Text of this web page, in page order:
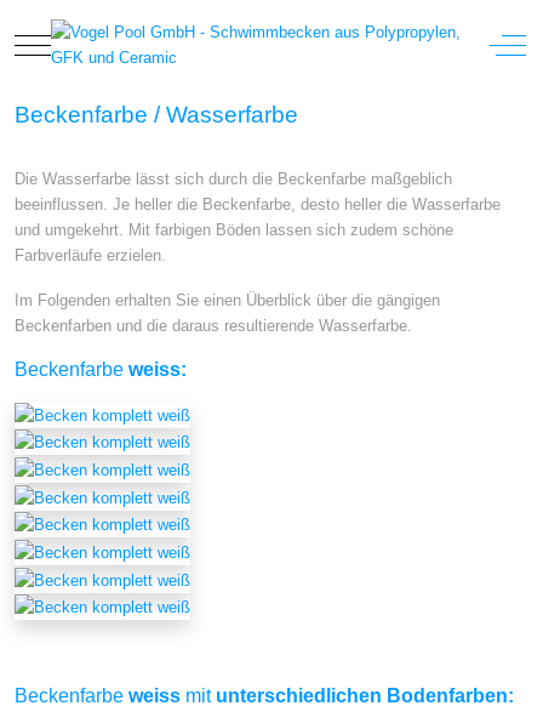
Mobile Menu Toggle Off-
Beckenfarbe / Wasserfarbe
Die Wasserfarbe lässt sich durch die Beckenfarbe maßgeblich
beeinflussen. Je heller die Beckenfarbe, desto heller die Wasserfarbe
und umgekehrt. Mit farbigen Böden lassen sich zudem schöne
Farbverläufe erzielen.
Im Folgenden erhalten Sie einen Überblick über die gängigen
Beckenfarben und die daraus resultierende Wasserfarbe.
Beckenfarbe weiss:
Beckenfarbe weiss mit unterschiedlichen Bodenfarben: